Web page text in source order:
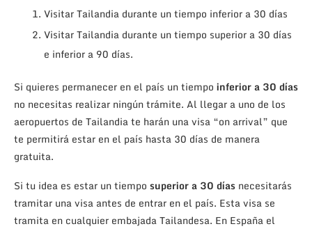
Visitar Tailandia durante un tiempo inferior a 30 días
Visitar Tailandia durante un tiempo superior a 30 días
e inferior a 90 días.
Si quieres permanecer en el país un tiempo inferior a 30 días
no necesitas realizar ningún trámite. Al llegar a uno de los
aeropuertos de Tailandia te harán una visa “on arrival” que
te permitirá estar en el país hasta 30 días de manera
gratuita.
Si tu idea es estar un tiempo superior a 30 días necesitarás
tramitar una visa antes de entrar en el país. Esta visa se
tramita en cualquier embajada Tailandesa. En España el